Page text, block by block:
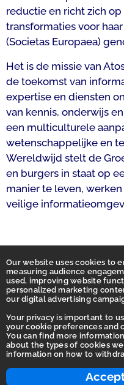
Our website uses cookies to
measuring audience
used, improving website
personalized marketing
our digital advertising
Your privacy is important to
your cookie preferences and
You can find more
about the types of cookies we
information on how to
reductie en richt zich
transformaties voor
(Societas Europaea)
Het is de missie van
de toekomst van
expertise en diensten
van kennis, onderwijs
een multiculturele
wetenschappelijke en
Wereldwijd stelt de
en burgers in staat op
manier te leven,
veilige